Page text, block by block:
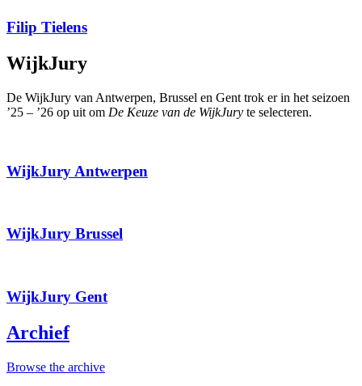
Filip Tielens
WijkJury
De WijkJury van Antwerpen, Brussel en Gent trok er in het seizoen
’25 – ’26 op uit om De Keuze van de WijkJury te selecteren.
WijkJury Antwerpen
WijkJury Brussel
WijkJury Gent
Archief
Browse the archive